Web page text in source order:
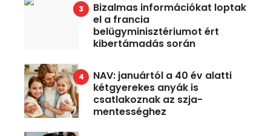
Bizalmas információkat loptak
el a francia
belügyminisztériumot ért
kibertámadás során
NAV: januártól a 40 év alatti
kétgyerekes anyák is
csatlakoznak az szja-
mentességhez